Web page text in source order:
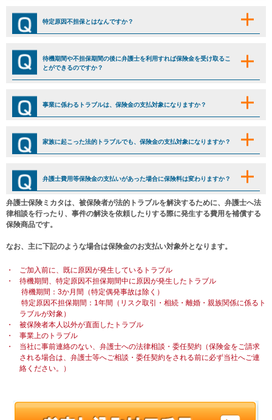
特定原因不担保とはなんですか？
待機期間や不担保期間の後に弁護士を利用すれば保険金を受け取るこ
とができるのですか？
事業に係わるトラブルは、保険金の支払対象になりますか？
家族に起こった法的トラブルでも、保険金の支払対象になりますか？
弁護士費用等保険金の支払いがあった場合に保険料は変わりますか？
弁護士保険ミカタは、被保険者が法的トラブルを解決するために、弁護士へ法
律相談を行ったり、事件の解決を依頼したりする際に発生する費用を補償する
保険商品です。
なお、主に下記のような場合は保険金のお支払い対象外となります。
・
ご加入前に、既に原因が発生しているトラブル
・
待機期間、特定原因不担保期間中に原因が発生したトラブル
待機期間：3か月間（特定偶発事故は除く）
特定原因不担保期間：1年間（リスク取引・相続・離婚・親族関係に係るト
ラブルが対象）
・
被保険者本人以外が直面したトラブル
・
事業上のトラブル
・
当社に事前連絡のない、弁護士への法律相談・委任契約（保険金をご請求
される場合は、弁護士等へご相談・委任契約をされる前に必ず当社へご連
絡ください。）